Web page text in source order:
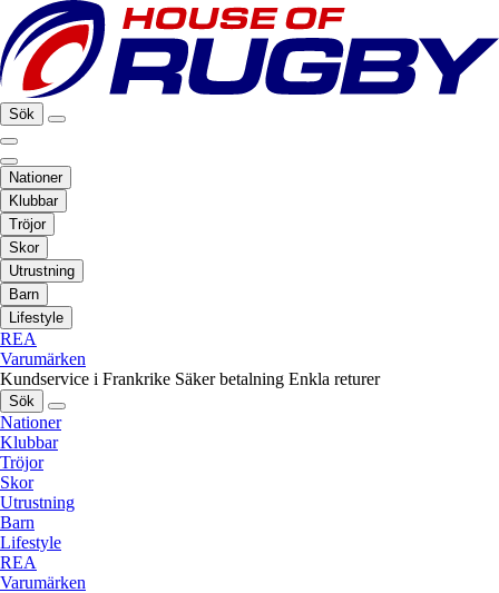
Sök
Nationer
Klubbar
Tröjor
Skor
Utrustning
Barn
Lifestyle
REA
Varumärken
Kundservice i Frankrike Säker betalning Enkla returer
Sök
Nationer
Klubbar
Tröjor
Skor
Utrustning
Barn
Lifestyle
REA
Varumärken